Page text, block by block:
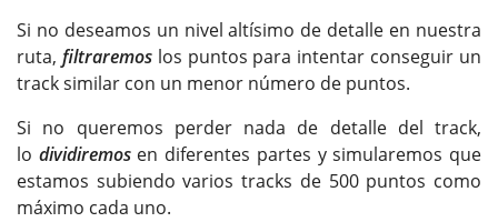
Si no deseamos un nivel altísimo de detalle en nuestra
ruta, filtraremos los puntos para intentar conseguir un
track similar con un menor número de puntos.
Si no queremos perder nada de detalle del track,
lo dividiremos en diferentes partes y simularemos que
estamos subiendo varios tracks de 500 puntos como
máximo cada uno.